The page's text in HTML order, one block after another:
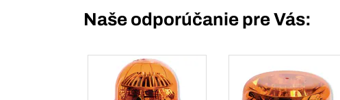
Naše odporúčanie pre Vás: